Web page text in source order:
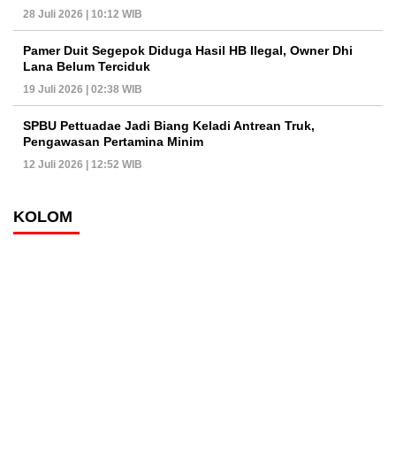
28 Juli 2026 | 10:12 WIB
Pamer Duit Segepok Diduga Hasil HB Ilegal, Owner Dhi
Lana Belum Terciduk
19 Juli 2026 | 02:38 WIB
SPBU Pettuadae Jadi Biang Keladi Antrean Truk,
Pengawasan Pertamina Minim
12 Juli 2026 | 12:52 WIB
KOLOM